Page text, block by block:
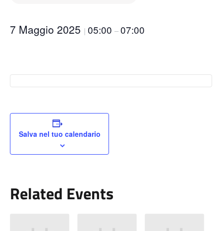
7 Maggio 2025 | 05:00 –07:00
Salva nel tuo calendario
Related Events